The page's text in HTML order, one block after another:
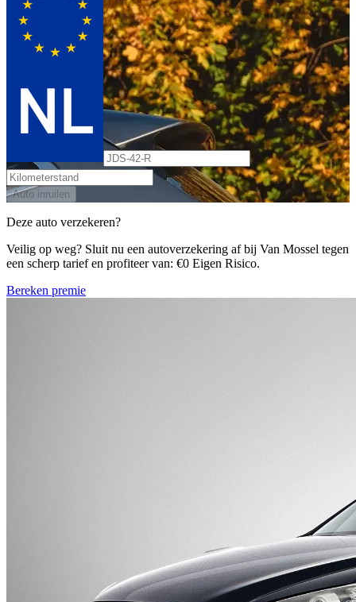
Auto inruilen
Deze auto verzekeren?
Veilig op weg? Sluit nu een autoverzekering af bij Van Mossel tegen
een scherp tarief en profiteer van: €0 Eigen Risico.
Bereken premie